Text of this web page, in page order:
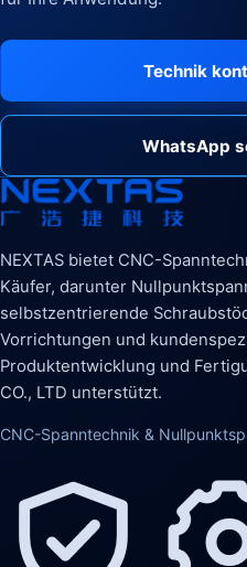
Technik
WhatsApp
NEXTAS bietet CNC-
Käufer, darunter
selbstzentrierende
Vorrichtungen und
Produktentwicklung und
CO., LTD unterstützt.
CNC-Spanntechnik &